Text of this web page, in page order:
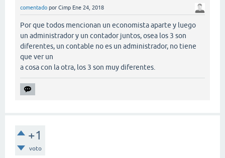
comentado por Cimp Ene 24, 2018
Por que todos mencionan un economista aparte y luego
un administrador y un contador juntos, osea los 3 son
diferentes, un contable no es un administrador, no tiene
que ver un
a cosa con la otra, los 3 son muy diferentes.
+1
voto